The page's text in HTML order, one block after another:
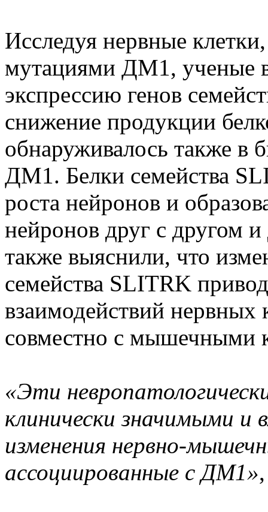
Исследуя нервные
мутациями ДМ1, ученые
экспрессию генов
снижение продукции
обнаруживалось также в
ДМ1. Белки семейства
роста нейронов и
нейронов друг с другом
также выяснили, что
семейства SLITRK
взаимодействий нервных
совместно с мышечными
«Эти
клинически значимыми и
изменения нервно-
ассоциированные с ДМ1»